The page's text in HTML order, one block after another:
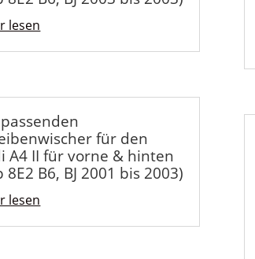
lesen
für den
A4 II für vorne & hinten
8E2 B6, BJ 2001 bis 2003)
lesen